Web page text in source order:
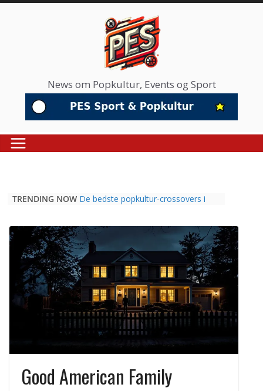
Skip
News om Popkultur, Events og Sport
TRENDING NOW De bedste popkultur-crossovers i
Hvorfor professionel sport er blevet
det nye mødested for popkulturelle
tendenser
Sådan fungerer velkomstbonusser til
sportsbetting fra indbetaling til
omsætningskrav
Privatlån i Danmark
Når hjemmet bliver dit brand på
Instagram og TikTok
Good American Family